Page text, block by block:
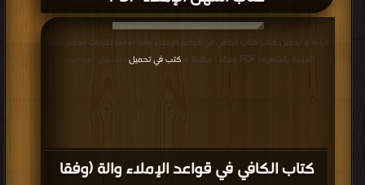
كتاب الكافي في قواعد الإملاء والة (وفقا
قراءة و تحميل كتاب كتاب الكافي في قواعد الإملاء والة (وفقا لقرارات مجمع اللغة
العربية بالقاهرة) PDF مجانا | مكتبة >
كتب في تحميل | التحميل : مرة/مرات